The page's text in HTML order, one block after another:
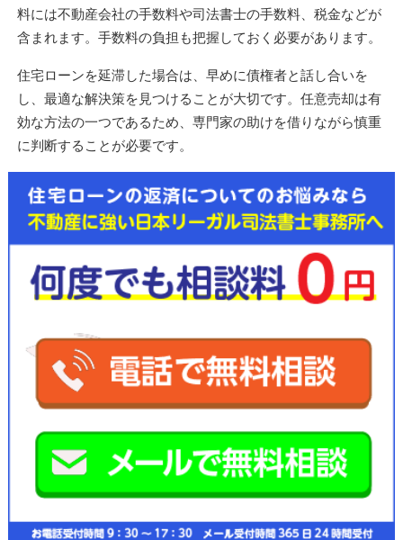
料には不動産会社の手数料や司法書士の手数料、税金などが
含まれます。手数料の負担も把握しておく必要があります。
住宅ローンを延滞した場合は、早めに債権者と話し合いを
し、最適な解決策を見つけることが大切です。任意売却は有
効な方法の一つであるため、 専門家の助けを借りながら慎重
に判断することが必要です。